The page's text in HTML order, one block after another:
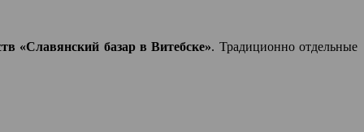
«Славянский базар в Витебске». Традиционно отдельные